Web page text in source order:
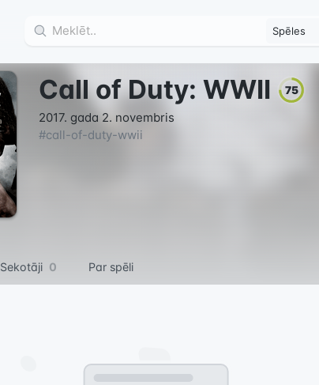
Call of Duty: WWII 75
2017. gada 2. novembris
#call-of-duty-wwii
Sekotāji 0 Par spēli